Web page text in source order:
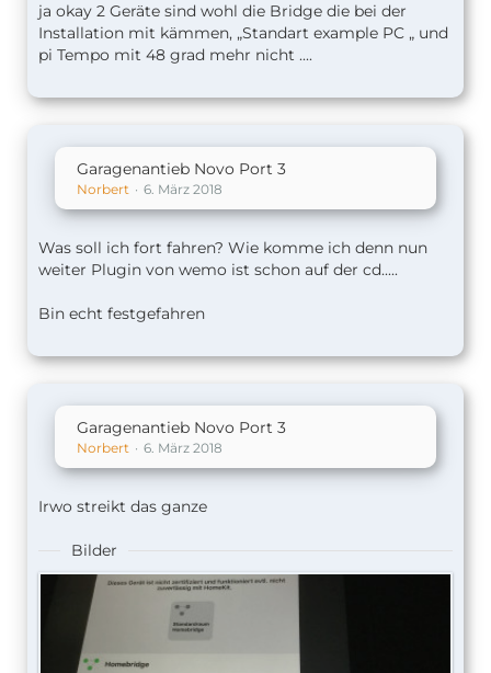
ja okay 2 Geräte sind wohl die Bridge die bei der
Installation mit kämmen, „Standart example PC „ und
pi Tempo mit 48 grad mehr nicht ....
Garagenantieb Novo Port 3
Norbert 6. März 2018
Was soll ich fort fahren? Wie komme ich denn nun
weiter Plugin von wemo ist schon auf der cd.....
Bin echt festgefahren
Garagenantieb Novo Port 3
Norbert 6. März 2018
Irwo streikt das ganze
Bilder